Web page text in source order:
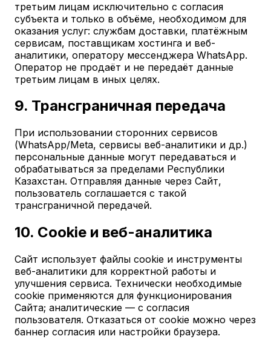
третьим лицам исключительно с согласия
субъекта и только в объёме, необходимом для
оказания услуг: службам доставки, платёжным
сервисам, поставщикам хостинга и веб-
аналитики, оператору мессенджера WhatsApp.
Оператор не продаёт и не передаёт данные
третьим лицам в иных целях.
9. Трансграничная передача
При использовании сторонних сервисов
(WhatsApp/Meta, сервисы веб-аналитики и др.)
персональные данные могут передаваться и
обрабатываться за пределами Республики
Казахстан. Отправляя данные через Сайт,
пользователь соглашается с такой
трансграничной передачей.
10. Cookie и веб-аналитика
Сайт использует файлы cookie и инструменты
веб-аналитики для корректной работы и
улучшения сервиса. Технически необходимые
cookie применяются для функционирования
Сайта; аналитические — с согласия
пользователя. Отказаться от cookie можно через
баннер согласия или настройки браузера.